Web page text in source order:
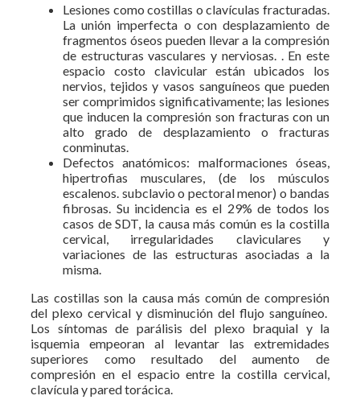
Lesiones como costillas o clavículas fracturadas.
La unión imperfecta o con desplazamiento de
fragmentos óseos pueden llevar a la compresión
de estructuras vasculares y nerviosas. . En este
espacio costo clavicular están ubicados los
nervios, tejidos y vasos sanguíneos que pueden
ser comprimidos significativamente; las lesiones
que inducen la compresión son fracturas con un
alto grado de desplazamiento o fracturas
conminutas.
Defectos anatómicos: malformaciones óseas,
hipertrofias musculares, (de los músculos
escalenos. subclavio o pectoral menor) o bandas
fibrosas. Su incidencia es el 29% de todos los
casos de SDT, la causa más común es la costilla
cervical, irregularidades claviculares y
variaciones de las estructuras asociadas a la
misma.
Las costillas son la causa más común de compresión
del plexo cervical y disminución del flujo sanguíneo.
Los síntomas de parálisis del plexo braquial y la
isquemia empeoran al levantar las extremidades
superiores como resultado del aumento de
compresión en el espacio entre la costilla cervical,
clavícula y pared torácica.